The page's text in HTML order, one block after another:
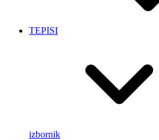
TEPISI
izbornik